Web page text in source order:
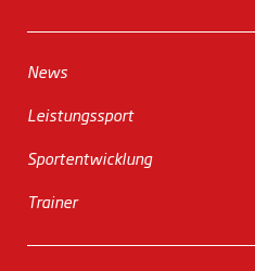
News
Leistungssport
Sportentwicklung
Trainer